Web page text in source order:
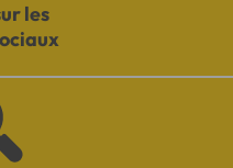
les